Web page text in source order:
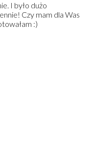
I było dużo
Czy mam dla Was
:)